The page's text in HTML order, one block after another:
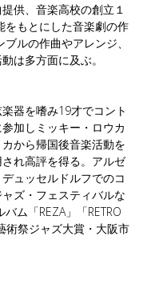
供、音楽高校の創立１
をもとにした音楽劇の作
ルの作曲やアレンジ、
は多方面に及ぶ。
器を嗜み19才でコント
加しミッキー・ロウカ
から帰国後音楽活動を
れ高評を得る。アルゼ
ュッセルドルフでのコ
ズ・フェスティバルな
ム「REZA」「RETRO
術祭ジャズ大賞・大阪市